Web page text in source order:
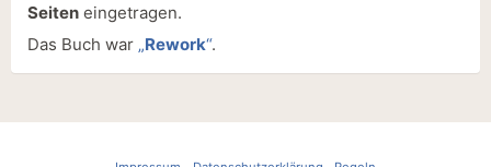
Seiten eingetragen.
Das Buch war „Rework“.